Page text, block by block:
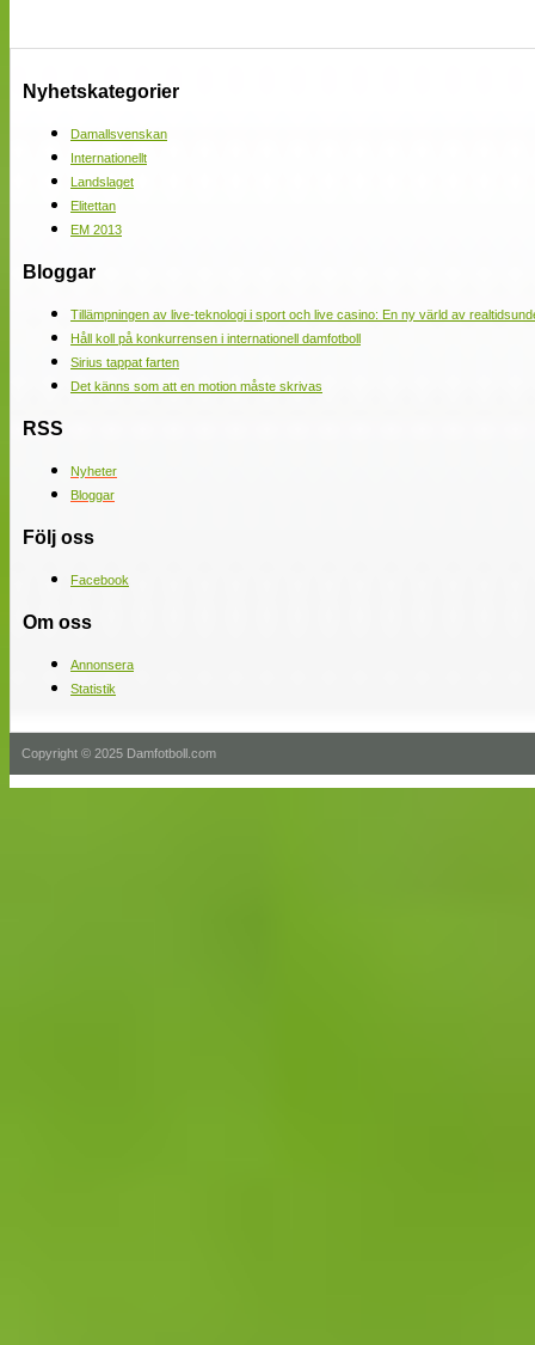
Nyhetskategorier
Damallsvenskan
Internationellt
Landslaget
Elitettan
EM 2013
Bloggar
Tillämpningen av live-teknologi i sport och live casino: En ny värld av
Håll koll på konkurrensen i internationell damfotboll
Sirius tappat farten
Det känns som att en motion måste skrivas
RSS
Nyheter
Bloggar
Följ oss
Facebook
Om oss
Annonsera
Statistik
Copyright © 2025 Damfotboll.com